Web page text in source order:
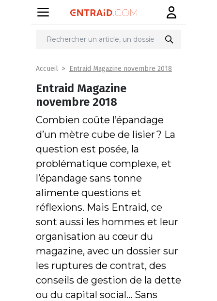
Accueil Entraid Magazine novembre 2018
Entraid Magazine
novembre 2018
Combien coûte l’épandage
d’un mètre cube de lisier ? La
question est posée, la
problématique complexe, et
l’épandage sans tonne
alimente questions et
réflexions. Mais Entraid, ce
sont aussi les hommes et leur
organisation au cœur du
magazine, avec un dossier sur
les ruptures de contrat, des
conseils de gestion de la dette
ou du capital social… Sans